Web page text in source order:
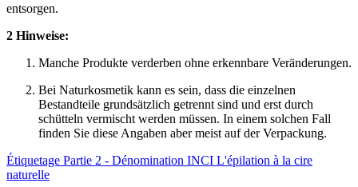
entsorgen.
2 Hinweise:
Manche Produkte verderben ohne erkennbare Veränderungen.
Bei Naturkosmetik kann es sein, dass die einzelnen
Bestandteile grundsätzlich getrennt sind und erst durch
schütteln vermischt werden müssen. In einem solchen Fall
finden Sie diese Angaben aber meist auf der Verpackung.
Étiquetage Partie 2 - Dénomination INCI L'épilation à la cire
naturelle